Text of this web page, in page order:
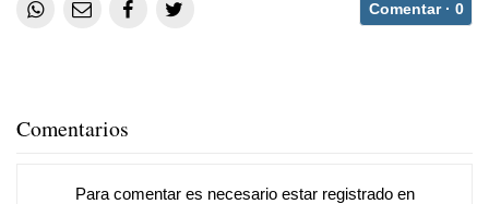
Comentar · 0
Comentarios
Para comentar es necesario estar registradoen